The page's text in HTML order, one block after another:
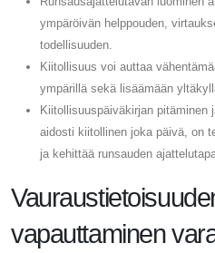
ympäröivän helppouden,
todellisuuden.
Kiitollisuus voi auttaa
ympärillä sekä lisäämään
Kiitollisuuspäiväkirjan
aidosti kiitollinen joka päivä, on
ja kehittää runsauden
vapauttaminen